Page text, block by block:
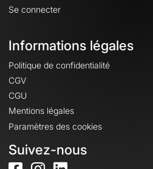
Se connecter
Informations légales
Politique de confidentialité
CGV
CGU
Mentions légales
Paramètres des cookies
Suivez-nous